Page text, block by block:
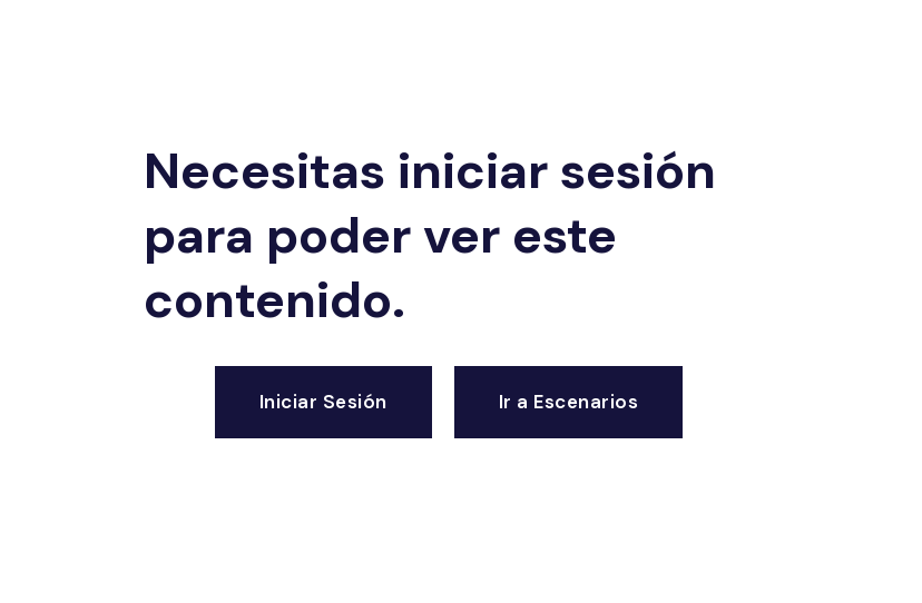
Necesitas iniciar sesión
para poder ver este
contenido.
Iniciar Sesión Ir a Escenarios